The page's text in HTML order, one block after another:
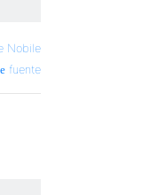
Nobile
fuente